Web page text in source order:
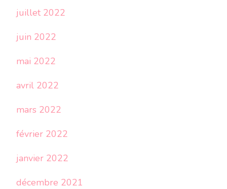
juillet 2022
juin 2022
mai 2022
avril 2022
mars 2022
février 2022
janvier 2022
décembre 2021